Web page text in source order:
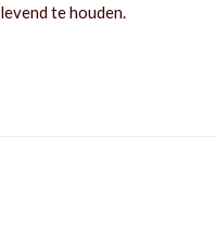
levend te houden.